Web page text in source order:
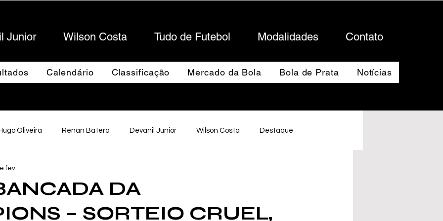
Junior Wilson Costa Tudo de Futebol Modalidades Contato
Calendário Classificação Mercado da Bola Bola de Prata Notícias
Oliveira Renan Batera Devanil Junior Wilson Costa Destaque
Futebol Maringaense
DA
– SORTEIO CRUEL,
fev.